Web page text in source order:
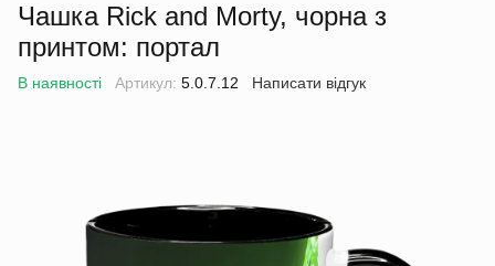
Чашка Rick and Morty, чорна з
принтом: портал
В наявності Артикул: 5.0.7.12 Написати відгук